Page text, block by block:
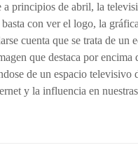
a principios de abril, la
con ver el logo, la
cuenta que se trata de un
que destaca por
de un espacio televisivo
y la influencia en